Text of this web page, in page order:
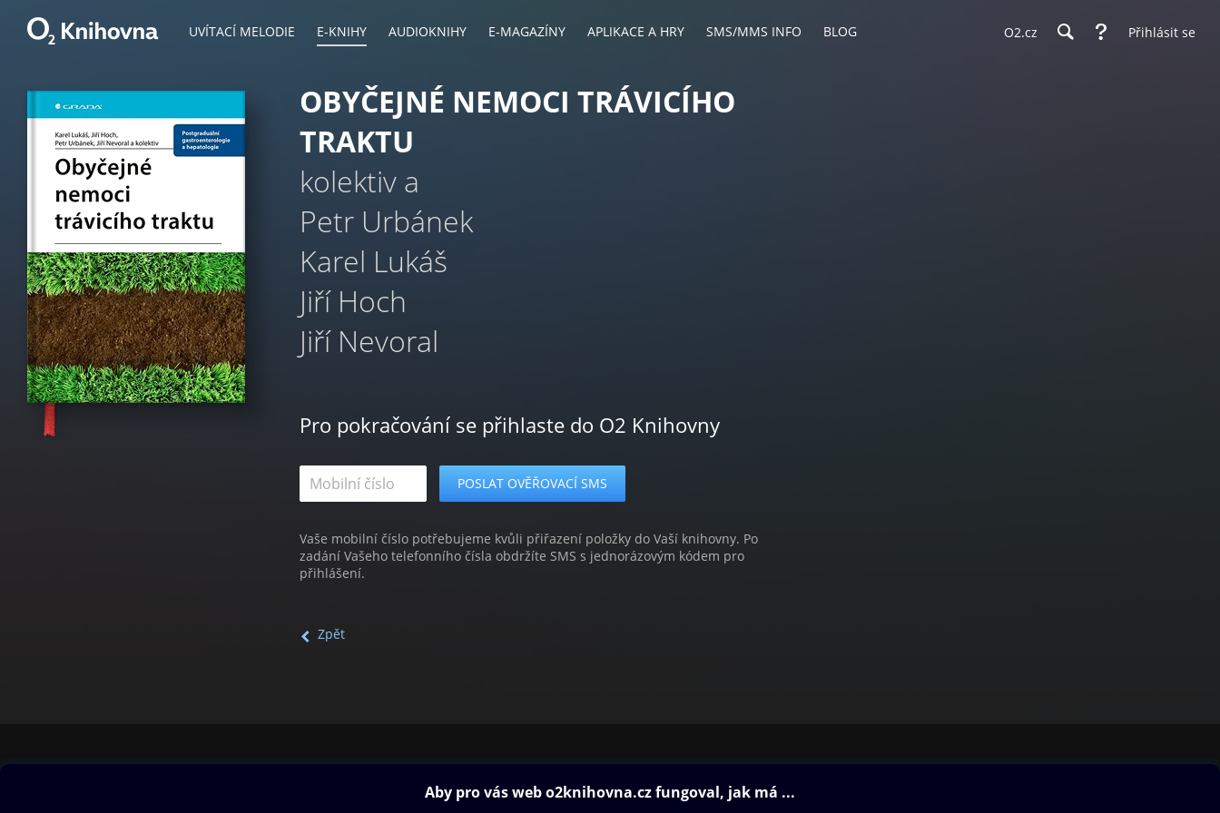
UVÍTACÍ MELODIE E-KNIHY AUDIOKNIHY E-MAGAZÍNY APLIKACE A HRY SMS/MMS INFO BLOG O2.cz Přihlásit se
OBYČEJNÉ NEMOCI TRÁVICÍHO
TRAKTU
kolektiv a
Petr Urbánek
Karel Lukáš
Jiří Hoch
Jiří Nevoral
Pro pokračování se přihlaste do O2 Knihovny
Vaše mobilní číslo potřebujeme kvůli přiřazení položky do Vaší knihovny. Po
zadání Vašeho telefonního čísla obdržíte SMS s jednorázovým kódem pro
přihlášení.
Zpět